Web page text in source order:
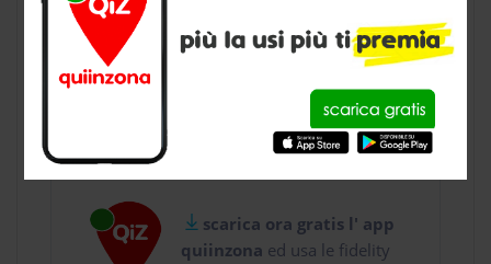
CONTATTI
usa gratis quiinzona e :
Via Marina 138,...
scarica ora gratis l' app
quiinzona ed usa le fidelity